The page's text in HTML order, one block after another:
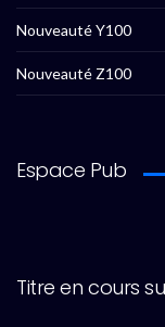
Nouveauté Y100
Nouveauté Z100
Espace Pub
Titre en cours